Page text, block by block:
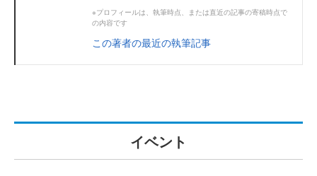
※プロフィールは、執筆時点、または直近の記事の寄稿時点で
の内容です
この著者の最近の執筆記事
イベント